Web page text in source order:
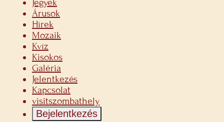
Jegyek
Árusok
Hírek
Mozaik
Kvíz
Kisokos
Galéria
Jelentkezés
Kapcsolat
visitszombathely
Bejelentkezés